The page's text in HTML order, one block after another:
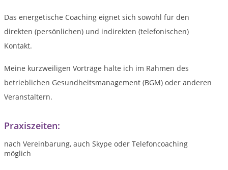
Das energetische Coaching eignet sich sowohl für den
direkten (persönlichen) und indirekten (telefonischen)
Kontakt.
Meine kurzweiligen Vorträge halte ich im Rahmen des
betrieblichen Gesundheitsmanagement (BGM) oder anderen
Veranstaltern.
Praxiszeiten:
nach Vereinbarung, auch Skype oder Telefoncoaching
möglich